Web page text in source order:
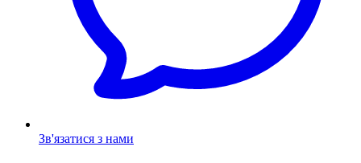
Зв'язатися з нами